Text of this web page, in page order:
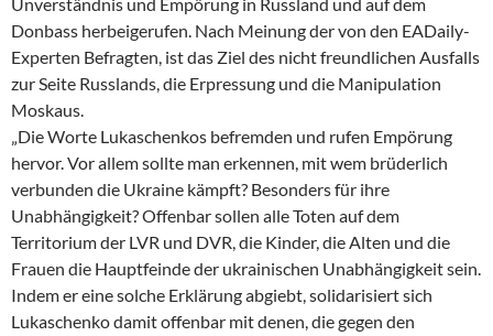
Donbass herbeigerufen. Nach Meinung der von den EADaily-
Experten Befragten, ist das Ziel des nicht freundlichen Ausfalls
zur Seite Russlands, die Erpressung und die Manipulation
Moskaus.
„Die Worte Lukaschenkos befremden und rufen Empörung
hervor. Vor allem sollte man erkennen, mit wem brüderlich
verbunden die Ukraine kämpft? Besonders für ihre
Unabhängigkeit? Offenbar sollen alle Toten auf dem
Territorium der LVR und DVR, die Kinder, die Alten und die
Frauen die Hauptfeinde der ukrainischen Unabhängigkeit sein.
Indem er eine solche Erklärung abgiebt, solidarisiert sich
Lukaschenko damit offenbar mit denen, die gegen den